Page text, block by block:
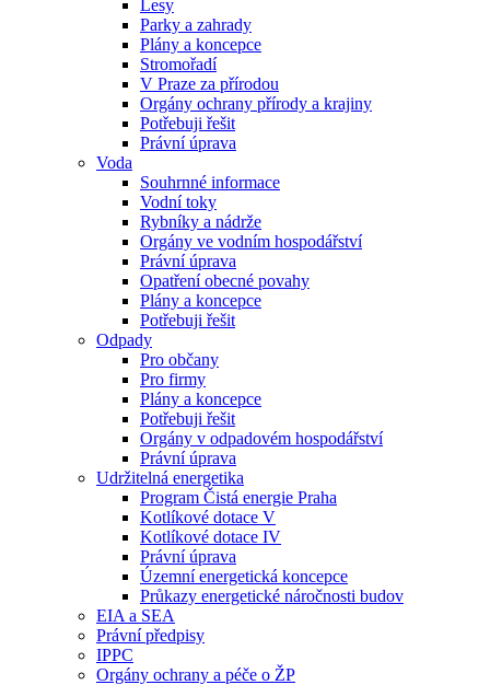
Lesy
Parky a zahrady
Plány a koncepce
Stromořadí
V Praze za přírodou
Orgány ochrany přírody a krajiny
Potřebuji řešit
Právní úprava
Voda
Souhrnné informace
Vodní toky
Rybníky a nádrže
Orgány ve vodním hospodářství
Právní úprava
Opatření obecné povahy
Plány a koncepce
Potřebuji řešit
Odpady
Pro občany
Pro firmy
Plány a koncepce
Potřebuji řešit
Orgány v odpadovém hospodářství
Právní úprava
Udržitelná energetika
Program Čistá energie Praha
Kotlíkové dotace V
Kotlíkové dotace IV
Právní úprava
Územní energetická koncepce
Průkazy energetické náročnosti budov
EIA a SEA
Právní předpisy
IPPC
Orgány ochrany a péče o ŽP